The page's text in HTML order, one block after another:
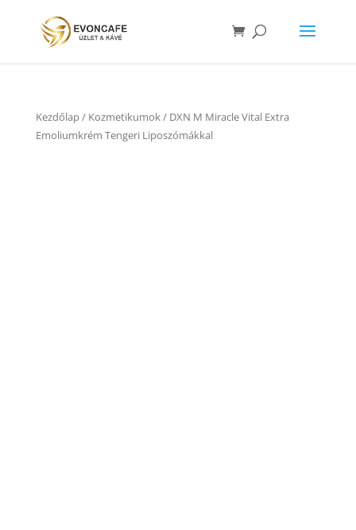
Kezdőlap/ Kozmetikumok/ DXN M Miracle Vital Extra
Emoliumkrém Tengeri Liposzómákkal